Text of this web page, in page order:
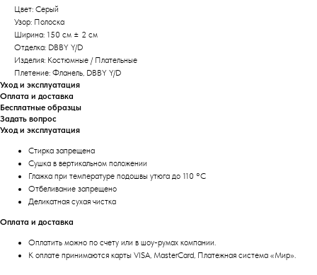
Цвет: Серый
Узор: Полоска
Ширина: 150 см ± 2 см
Отделка: DBBY Y/D
Изделия: Костюмные / Плательные
Плетение: Фланель, DBBY Y/D
Уход и эксплуатация
Оплата и доставка
Бесплатные образцы
Задать вопрос
Уход и эксплуатация
Стирка запрещена
Сушка в вертикальном положении
Глажка при температуре подошвы утюга до 110 °C
Отбеливание запрещено
Деликатная сухая чистка
Оплата и доставка
Оплатить можно по счету или в шоу-румах компании.
К оплате принимаются карты VISA, MasterCard, Платежная система «Мир».